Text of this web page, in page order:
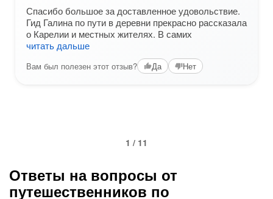
Спасибо большое за доставленное удовольствие.
Гид Галина по пути в деревни прекрасно рассказала
о Карелии и местных жителях. В самих
читать дальше
Вам был полезен этот отзыв? Да Нет
1 / 11
Ответы на вопросы от
путешественников по